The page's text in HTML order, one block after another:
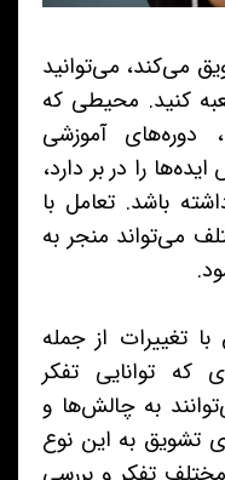
می‌کند، می‌توانید
کنید. محیطی که
دوره‌های آموزشی
را در بر دارد،
باشد. تعامل با
می‌تواند منجر به
تغییرات از جمله
که توانایی تفکر
به چالش‌ها و
تشویق به این نوع